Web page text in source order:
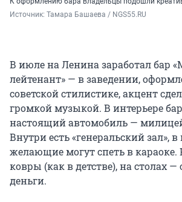
Источник: Тамара Башаева / NGS55.RU
В июле на Ленина заработал бар
лейтенант» — в заведении,
советской стилистике, акцент
громкой музыкой. В интерьере
настоящий автомобиль —
Внутри есть «генеральский зал»,
желающие могут спеть в караоке.
ковры (как в детстве), на столах —
деньги.